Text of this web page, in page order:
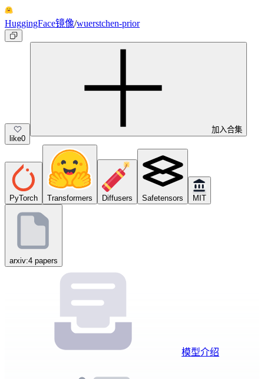
HuggingFace镜像/wuerstchen-prior
like0
加入合集
PyTorch Transformers Diffusers Safetensors MIT
arxiv:4 papers
模型介绍